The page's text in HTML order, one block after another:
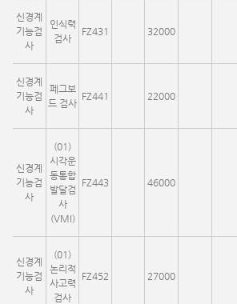
신경계
기능검
사
인식력
검사
FZ431 32000
신경계
기능검
사
페그보
드 검사
FZ441 22000
신경계
기능검
사
(01)
시각운
동통합
발달검
사
(VMI)
FZ443 46000
신경계
기능검
사
(01)
논리적
사고력
검사
FZ452 27000